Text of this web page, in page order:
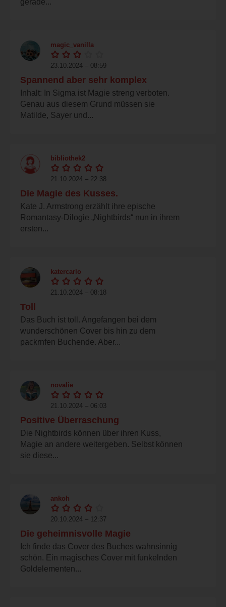
magic_vanilla
23.10.2024 – 08:59
Spannend aber sehr komplex
Inhalt: In Sigma ist Magie streng verboten.
Genau aus diesem Grund müssen sie
Matilde, Sayer und...
bibliothek2
21.10.2024 – 22:38
Die Magie des Kusses.
Kate J. Armstrong erzählt ihre epische
Romantasy-Dilogie „Nightbirds“ nun in ihrem
ersten...
katercarlo
21.10.2024 – 08:18
Toll
Das Buch ist toll. Angefangen bei dem
wunderschönen Cover bis hin zu dem
packrnfen Buchende. Aber...
novalie
21.10.2024 – 06:03
Positive Überraschung
Die Nightbirds können über ihren Kuss,
Magie an andere weitergeben. Selbst können
sie diese...
ankoh
20.10.2024 – 12:37
Die geheimnisvolle Magie
Ich finde das Cover des Buches wahnsinnig
schön. Ein magisches Cover mit funkelnden
Goldelementen...